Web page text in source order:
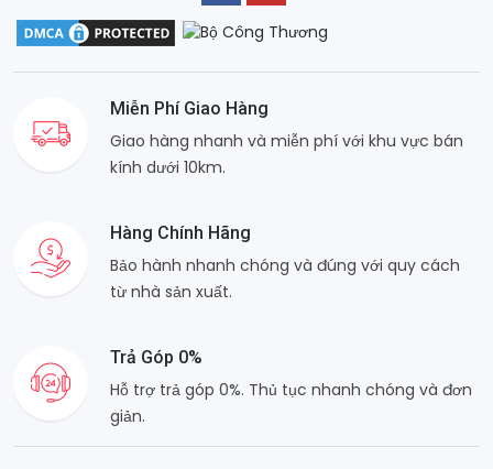
Miễn Phí Giao Hàng
Giao hàng nhanh và miễn phí với khu vực bán
kính dưới 10km.
Hàng Chính Hãng
Bảo hành nhanh chóng và đúng với quy cách
từ nhà sản xuất.
Trả Góp 0%
Hỗ trợ trả góp 0%. Thủ tục nhanh chóng và đơn
giản.